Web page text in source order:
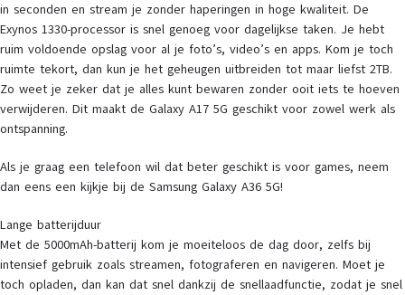
in seconden en stream je zonder haperingen in hoge kwaliteit. De
Exynos 1330-processor is snel genoeg voor dagelijkse taken. Je hebt
ruim voldoende opslag voor al je foto’s, video’s en apps. Kom je toch
ruimte tekort, dan kun je het geheugen uitbreiden tot maar liefst 2TB.
Zo weet je zeker dat je alles kunt bewaren zonder ooit iets te hoeven
verwijderen. Dit maakt de Galaxy A17 5G geschikt voor zowel werk als
ontspanning.
Als je graag een telefoon wil dat beter geschikt is voor games, neem
dan eens een kijkje bij de Samsung Galaxy A36 5G!
Lange batterijduur
Met de 5000mAh-batterij kom je moeiteloos de dag door, zelfs bij
intensief gebruik zoals streamen, fotograferen en navigeren. Moet je
toch opladen, dan kan dat snel dankzij de snellaadfunctie, zodat je snel